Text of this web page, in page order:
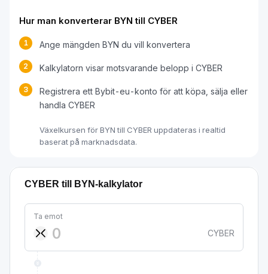
Hur man konverterar BYN till CYBER
1 Ange mängden BYN du vill konvertera
2 Kalkylatorn visar motsvarande belopp i CYBER
3
Registrera ett Bybit-eu-konto för att köpa, sälja eller
handla CYBER
Växelkursen för BYN till CYBER uppdateras i realtid
baserat på marknadsdata.
CYBER till BYN-kalkylator
Ta emot
CYBER